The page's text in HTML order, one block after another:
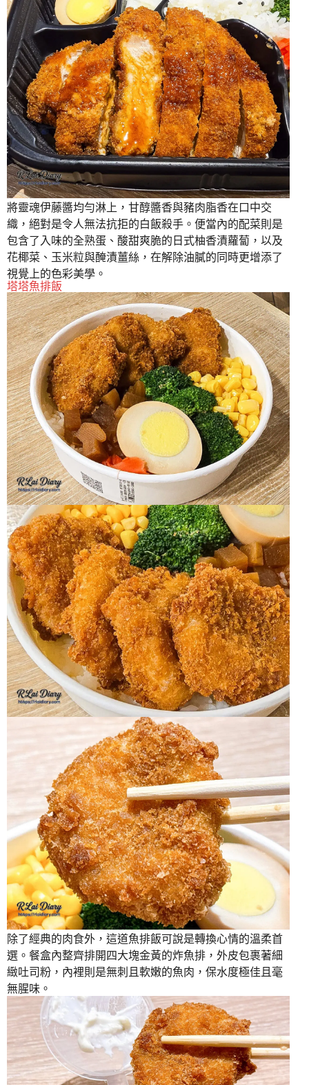
將靈魂伊藤醬均勻淋上，甘醇醬香與豬肉脂香在口中交
織，絕對是令人無法抗拒的白飯殺手。便當內的配菜則是
包含了入味的全熟蛋、酸甜爽脆的日式柚香漬蘿蔔，以及
花椰菜、玉米粒與醃漬薑絲，在解除油膩的同時更增添了
視覺上的色彩美學。
塔塔魚排飯
除了經典的肉食外，這道魚排飯可說是轉換心情的溫柔首
選。餐盒內整齊排開四大塊金黃的炸魚排，外皮包裹著細
緻吐司粉，內裡則是無刺且軟嫩的魚肉，保水度極佳且毫
無腥味。